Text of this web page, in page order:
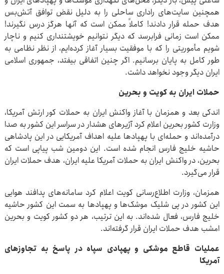
همچنین سایت‌های راداری ساحلی را به دلیل نقض توافق آتش‌بس
هدف حمله قرار دادند! کاملاً ممکن است که آنها هرگز درس نگیرند!
ممکن است زمانی فرابرسد که دیگر نتوانیم خویشتنداری کنیم و ناچار
شویم مأموریتی را که با موفقیت بسیار آغاز کرده‌ایم، از نظر نظامی به
طور کامل به پایان برسانیم. اگر چنین اتفاقی بیفتد، جمهوری اسلامی
ایران دیگر وجود نخواهد داشت.
حملات ایران به کویت و بحرین
اندکی بعد و همزمان با آغاز واکنش ایران به حملات کور ارتش آمریکا،
وزارت کشور بحرین اعلام کرد آژیرهای هشدار در سراسر این کشور به صدا
درآمده‌اند و حمله‌ای با پهپادها علیه اهداف آمریکایی در این پادشاهی
حاشیه خلیج فارس انجام شده است. این دومین شب پیاپی است که
بحرین، در واکنش ایران به حملات آمریکا علیه ایران، هدف حملات ایران
قرار می‌گیرد.
همزمان، وزارت اطلاع‌رسانی کویت اعلام کرد سامانه‌های پدافند هوایی
این کشور در پی شلیک موشک‌ها و پهپادها به سمت این کشور حاشیه
خلیج فارس، فعال شده‌اند. به این ترتیب، هر دو کشور کویت و بحرین
امشب هدف حملات ایران قرار گرفته‌اند.
عملیات قاطع موشکی و پهپادی سپاه در پاسخ به تجاوزهای
آمریکا